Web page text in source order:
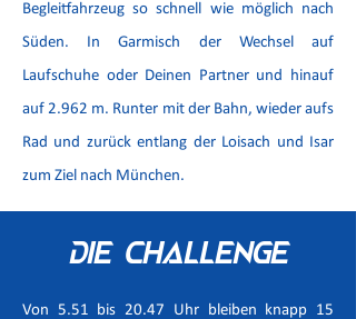
Begleitfahrzeug so schnell wie möglich nach
Süden. In Garmisch der Wechsel auf
Laufschuhe oder Deinen Partner und hinauf
auf 2.962 m. Runter mit der Bahn, wieder aufs
Rad und zurück entlang der Loisach und Isar
zum Ziel nach München.
Die challenge
Von 5.51 bis 20.47 Uhr bleiben knapp 15